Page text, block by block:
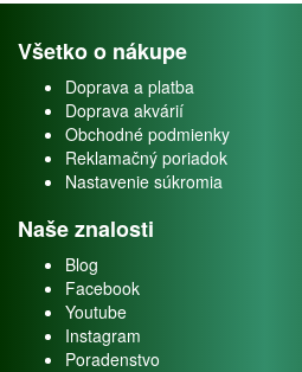
Všetko o nákupe
Doprava a platba
Doprava akvárií
Obchodné podmienky
Reklamačný poriadok
Nastavenie súkromia
Naše znalosti
Blog
Facebook
Youtube
Instagram
Poradenstvo